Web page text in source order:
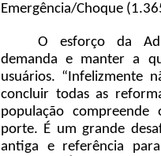
Emergência/Choque
O esforço da
demanda e manter a
usuários. “Infelizmente
concluir todas as
população
porte. É um grande
antiga e referência